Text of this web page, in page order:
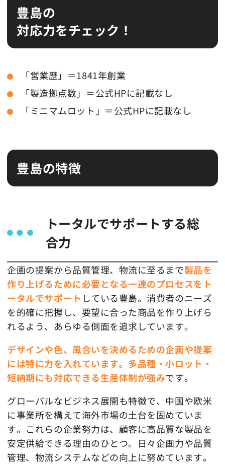
豊島の
対応力をチェック！
「営業歴」＝1841年創業
「製造拠点数」＝公式HPに記載なし
「ミニマムロット」＝公式HPに記載なし
豊島の特徴
トータルでサポートする総
合力
企画の提案から品質管理、物流に至るまで製品を
作り上げるために必要となる一連のプロセスをト
ータルでサポート している豊島。消費者のニーズ
を的確に把握し、要望に合った商品を作り上げら
れるよう、あらゆる側面を追求しています。
デザインや色、風合いを決めるための企画や提案
には特に力を入れています。多品種・小ロット・
短納期にも対応できる生産体制が強みです。
グローバルなビジネス展開も特徴で、中国や欧米
に事業所を構えて海外市場の土台を固めていま
す。これらの企業努力は、顧客に高品質な製品を
安定供給できる理由のひとつ。日々企画力や品質
管理、物流システムなどの向上に努めています。